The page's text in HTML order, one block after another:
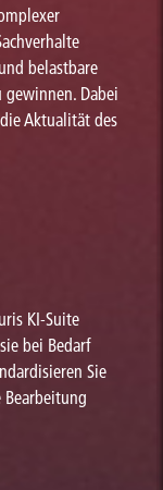
belastbare
Dabei
Aktualität des
KI-Suite
bei Bedarf
Sie